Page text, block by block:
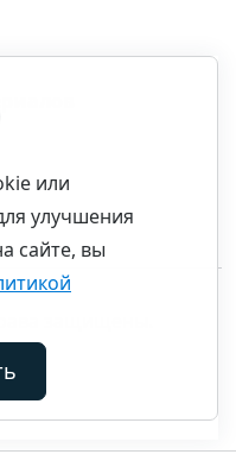
защищены.
или
улучшения
сайте, вы